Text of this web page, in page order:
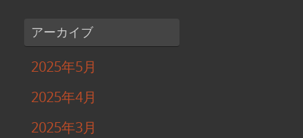
アーカイブ
2025年5月
2025年4月
2025年3月